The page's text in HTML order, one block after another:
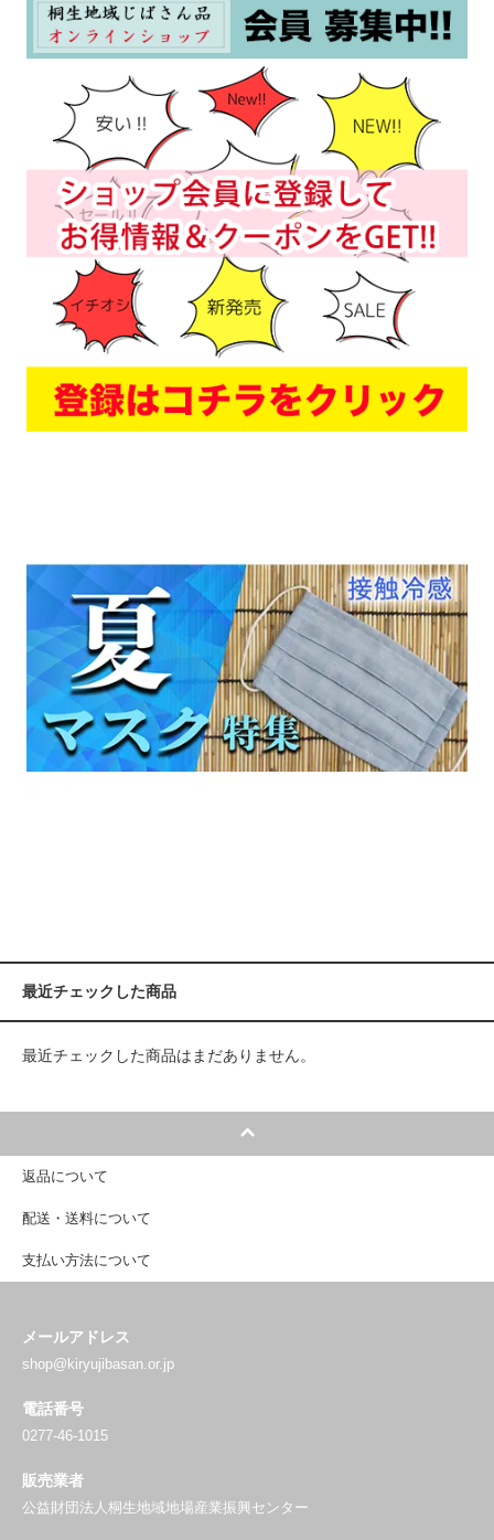
最近チェックした商品
最近チェックした商品はまだありません。
返品について
配送・送料について
支払い方法について
メールアドレス
shop@kiryujibasan.or.jp
電話番号
0277-46-1015
販売業者
公益財団法人桐生地域地場産業振興センター